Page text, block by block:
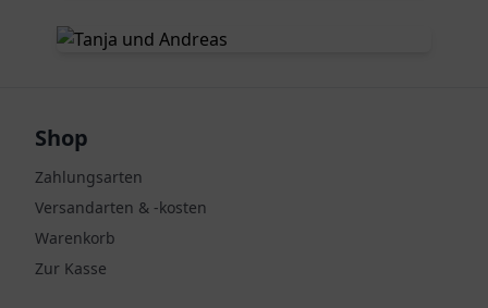
Shop
Zahlungsarten
Versandarten & -kosten
Warenkorb
Zur Kasse